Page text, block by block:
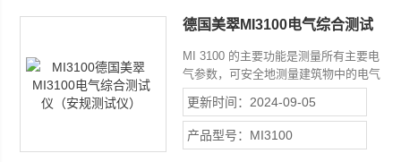
德国美翠MI3100电气综合测试
MI 3100 的主要功能是测量所有主要电
气参数，可安全地测量建筑物中的电气
装置。在开始针对旧的或新的电气装置
展开工作之前，应该对其安全状况进行
检查。另外在维护、维修和故障排除过
程中，应该进行各种测试，以便确定当
更新时间：2024-09-05
产品型号：MI3100